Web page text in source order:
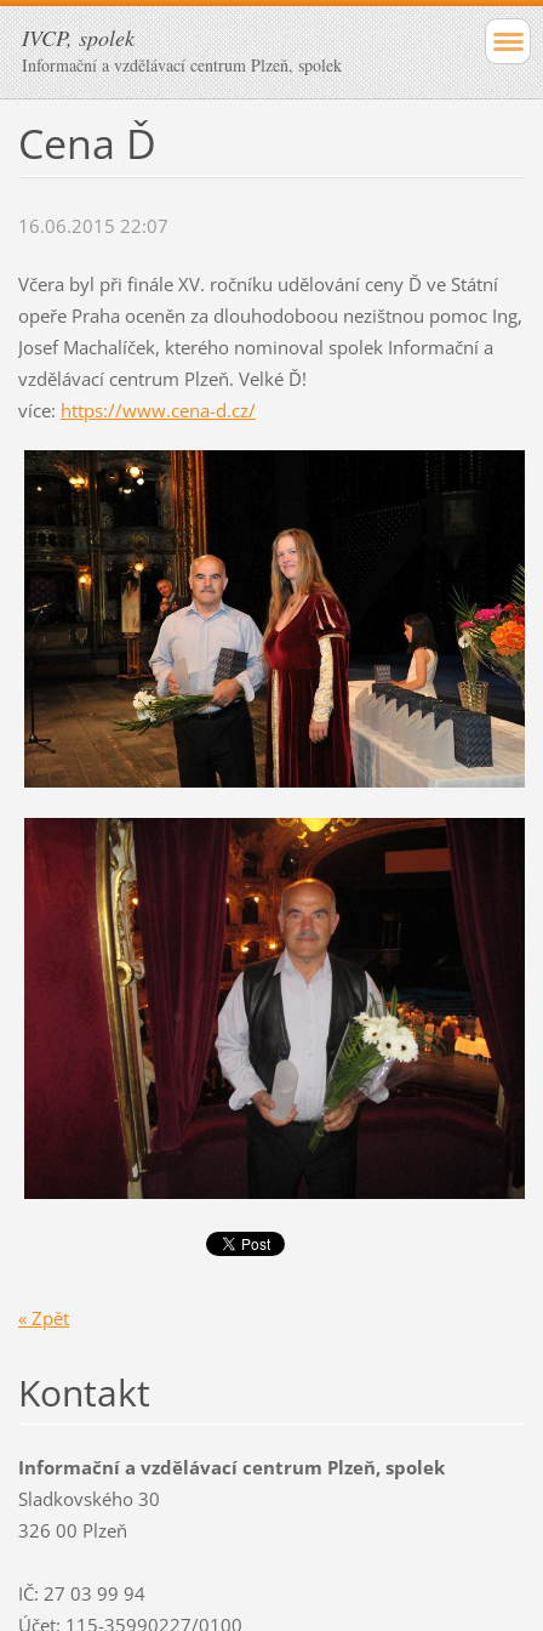
IVCP, spolek
Informační a vzdělávací centrum Plzeň, spolek
Cena Ď
16.06.2015 22:07
Včera byl při finále XV. ročníku udělování ceny Ď ve Státní
opeře Praha oceněn za dlouhodoboou nezištnou pomoc Ing,
Josef Machalíček, kterého nominoval spolek Informační a
vzdělávací centrum Plzeň. Velké Ď!
více: https://www.cena-d.cz/
« Zpět
Kontakt
Informační a vzdělávací centrum Plzeň, spolek
Sladkovského 30
326 00 Plzeň
IČ: 27 03 99 94
Účet: 115-35990227/0100